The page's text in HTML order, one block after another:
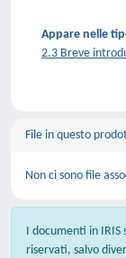
Appare nelle
2.3 Breve
File in questo
Non ci sono file
I documenti in
riservati, salvo